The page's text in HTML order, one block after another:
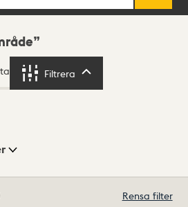
Filtrera
Rensa filter